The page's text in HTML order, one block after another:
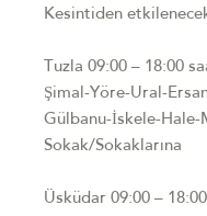
Kesintiden
Tuzla 09:00 – 18:00
Şimal-Yöre-Ural-
Gülbanu-İskele-Hale-
Sokak/Sokaklarına
Üsküdar 09:00 –